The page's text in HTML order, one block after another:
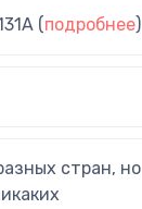
(подробнее)
стран, но